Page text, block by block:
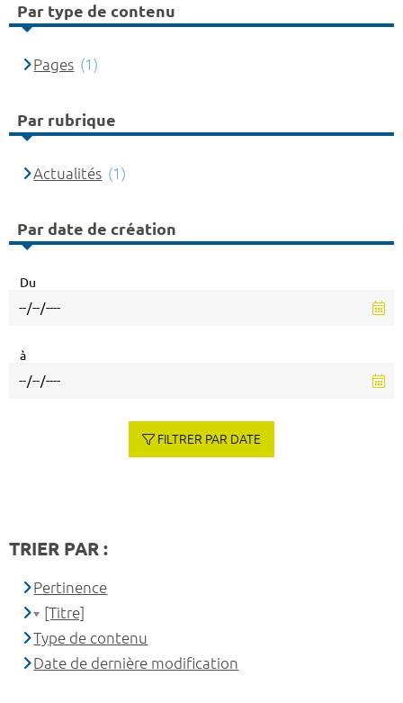
Par type de contenu
Pages (1)
Par rubrique
Actualités (1)
Par date de création
Du
à
FILTRER PAR DATE
TRIER PAR :
Pertinence
[Titre]
Type de contenu
Date de dernière modification